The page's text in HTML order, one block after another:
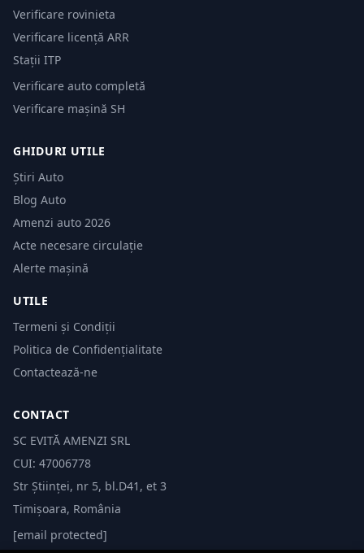
Verificare rovinieta
Verificare licență ARR
Stații ITP
Verificare auto completă
Verificare mașină SH
GHIDURI UTILE
Știri Auto
Blog Auto
Amenzi auto 2026
Acte necesare circulație
Alerte mașină
UTILE
Termeni și Condiții
Politica de Confidențialitate
Contactează-ne
CONTACT
SC EVITĂ AMENZI SRL
CUI: 47006778
Str Științei, nr 5, bl.D41, et 3
Timișoara, România
[email protected]